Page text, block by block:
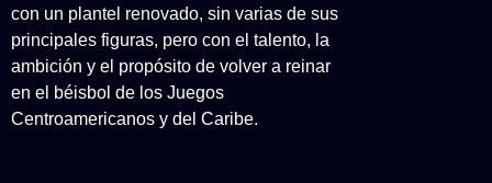
con un plantel renovado, sin varias de sus
principales figuras, pero con el talento, la
ambición y el propósito de volver a reinar
en el béisbol de los Juegos
Centroamericanos y del Caribe.